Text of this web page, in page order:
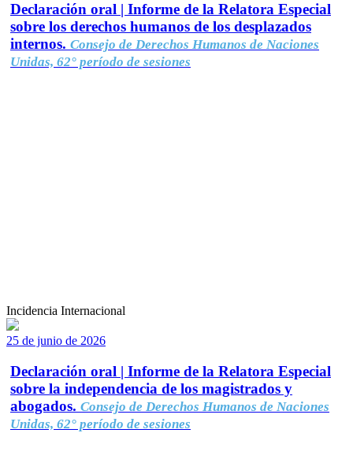
Declaración oral | Informe de la Relatora Especial
sobre los derechos humanos de los desplazados
internos. Consejo de Derechos Humanos de Naciones
Unidas, 62° período de sesiones
Incidencia Internacional
25 de junio de 2026
Declaración oral | Informe de la Relatora Especial
sobre la independencia de los magistrados y
abogados. Consejo de Derechos Humanos de Naciones
Unidas, 62° período de sesiones